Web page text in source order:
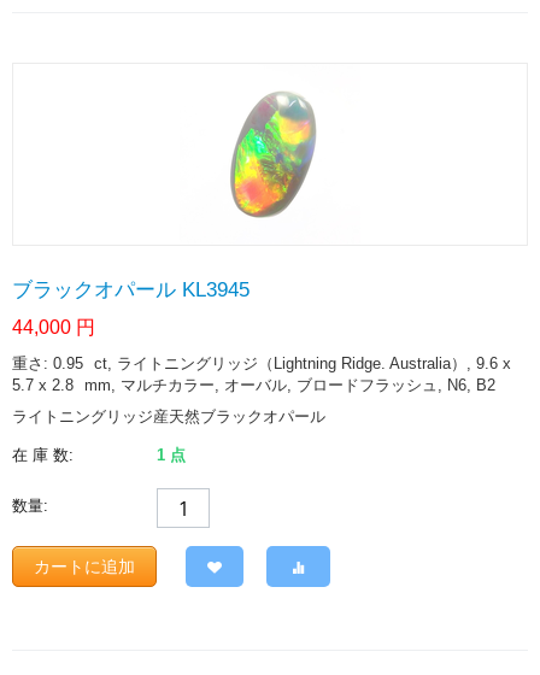
ブラックオパール KL3945
44,000 円
重さ: 0.95 ct, ライトニングリッジ（Lightning Ridge. Australia）, 9.6 x
5.7 x 2.8 mm, マルチカラー, オーバル, ブロードフラッシュ, N6, B2
ライトニングリッジ産天然ブラックオパール
在 庫 数: 1 点
数量:
カートに追加